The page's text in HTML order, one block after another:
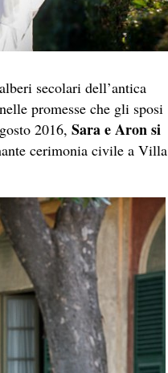
secolari dell’antica
promesse che gli sposi
2016, Sara e Aron si
cerimonia civile a Villa